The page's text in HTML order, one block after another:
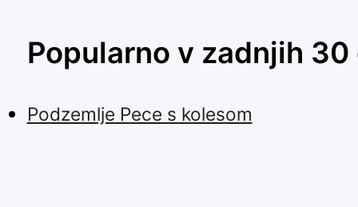
Popularno v zadnjih 30
Podzemlje Pece s kolesom